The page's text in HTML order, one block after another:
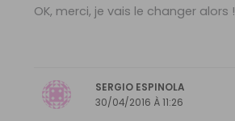
OK, merci, je vais le changer alors !
SERGIO ESPINOLA
30/04/2016 À 11:26